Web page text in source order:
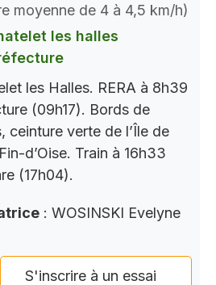
moyenne de 4 à 4,5 km/h)
les halles
les Halles. RERA à 8h39
(09h17). Bords de
ceinture verte de l’Île de
d’Oise. Train à 16h33
(17h04).
: WOSINSKI Evelyne
S'inscrire à un essai